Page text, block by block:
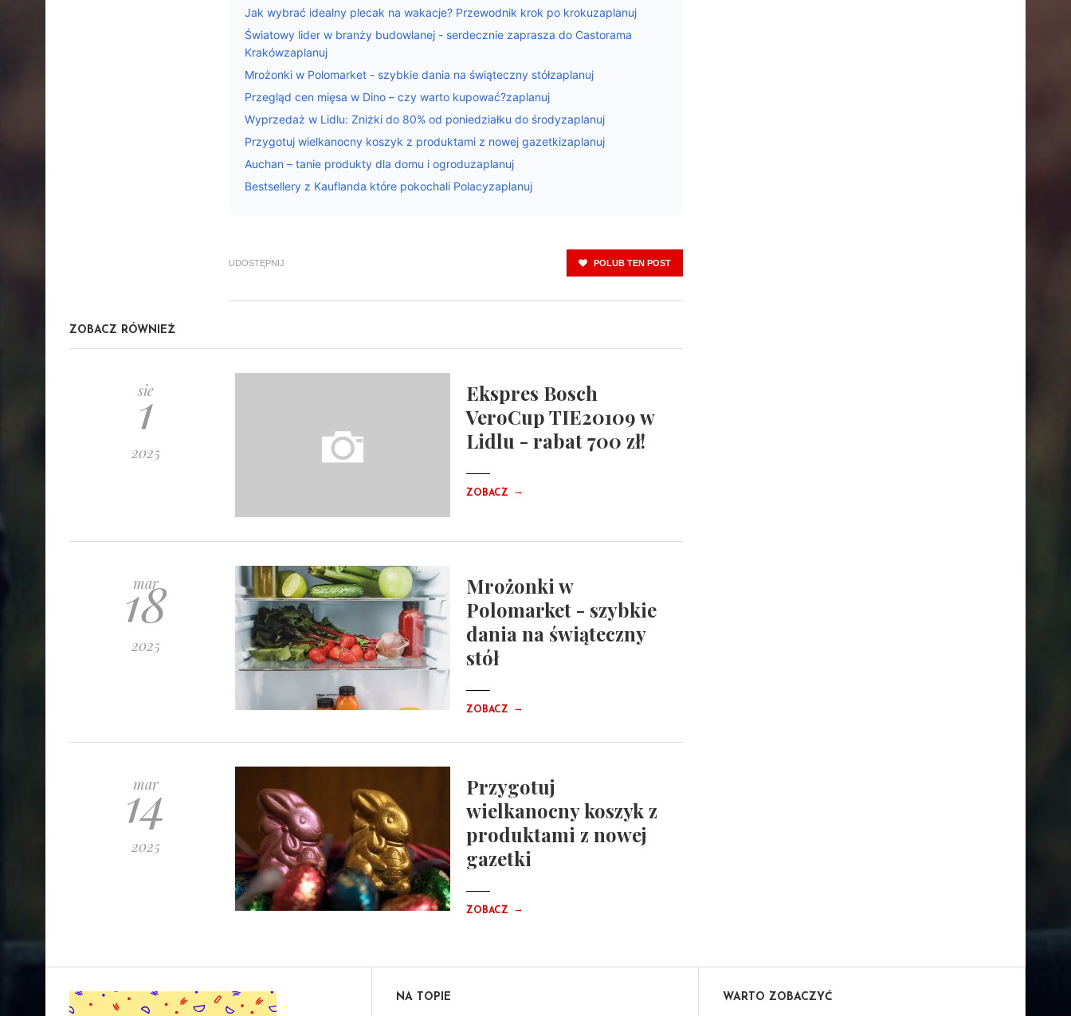
Jak wybrać idealny plecak na wakacje? Przewodnik krok po krokuzaplanuj
Światowy lider w branży budowlanej - serdecznie zaprasza do Castorama
Krakówzaplanuj
Mrożonki w Polomarket - szybkie dania na świąteczny stółzaplanuj
Przegląd cen mięsa w Dino – czy warto kupować?zaplanuj
Wyprzedaż w Lidlu: Zniżki do 80% od poniedziałku do środyzaplanuj
Przygotuj wielkanocny koszyk z produktami z nowej gazetkizaplanuj
Auchan – tanie produkty dla domu i ogroduzaplanuj
Bestsellery z Kauflanda które pokochali Polacyzaplanuj
UDOSTĘPNIJ POLUB TEN POST
ZOBACZ RÓWNIEŻ
sie
1
2025
Ekspres Bosch
VeroCup TIE20109 w
Lidlu - rabat 700 zł!
ZOBACZ →
mar
18
2025
Mrożonki w
Polomarket - szybkie
dania na świąteczny
stół
ZOBACZ →
mar
14
2025
Przygotuj
wielkanocny koszyk z
produktami z nowej
gazetki
ZOBACZ →
NA TOPIE WARTO ZOBACZYĆ